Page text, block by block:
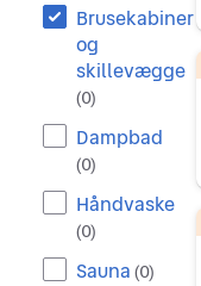
Brusekabiner
og
skillevægge
(0)
Dampbad
(0)
Håndvaske
(0)
Sauna (0)